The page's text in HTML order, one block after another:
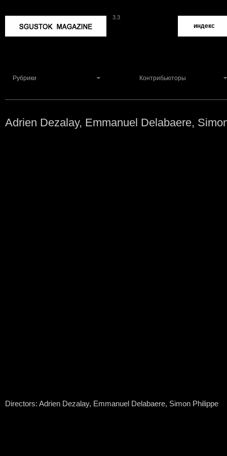
3.3
индекс
Рубрики Контрибьюторы
Adrien Dezalay, Emmanuel Delabaere,
Directors: Adrien Dezalay, Emmanuel Delabaere, Simon Philippe